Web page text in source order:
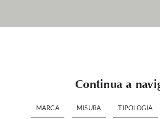
Continua a
MARCA MISURA TIPOLOGIA